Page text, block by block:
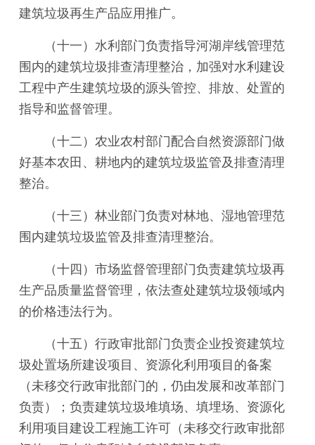
建筑垃圾再生产品应用推广。
（十一）水利部门负责指导河湖岸线管理范
围内的建筑垃圾排查清理整治，加强对水利建设
工程中产生建筑垃圾的源头管控、排放、处置的
指导和监督管理。
（十二）农业农村部门配合自然资源部门做
好基本农田、耕地内的建筑垃圾监管及排查清理
整治。
（十三）林业部门负责对林地、湿地管理范
围内建筑垃圾监管及排查清理整治。
（十四）市场监督管理部门负责建筑垃圾再
生产品质量监督管理，依法查处建筑垃圾领域内
的价格违法行为。
（十五）行政审批部门负责企业投资建筑垃
圾处置场所建设项目、资源化利用项目的备案
（未移交行政审批部门的，仍由发展和改革部门
负责）；负责建筑垃圾堆填场、填埋场、资源化
利用项目建设工程施工许可（未移交行政审批部